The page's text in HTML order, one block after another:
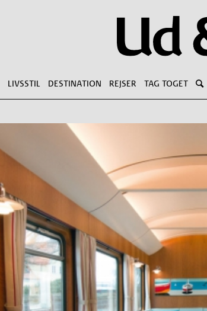
LIVSSTIL DESTINATION REJSER TAG TOGET